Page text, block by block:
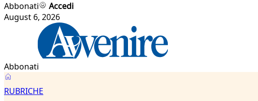
Abbonati
Accedi
August 6, 2026
Abbonati
RUBRICHE